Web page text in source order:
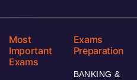
Most
Important
Exams
Exams
Preparation
BANKING &